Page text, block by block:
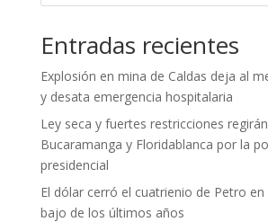
Entradas recientes
Explosión en mina de Caldas deja al
y desata emergencia hospitalaria
Ley seca y fuertes restricciones
Bucaramanga y Floridablanca por la
presidencial
El dólar cerró el cuatrienio de Petro en
bajo de los últimos años